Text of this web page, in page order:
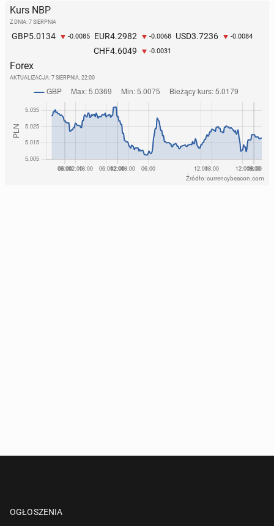
Kurs NBP
Z DNIA: 7 SIERPNIA
GBP5.0134 -0.0085 EUR4.2982 -0.0068 USD3.7236 -0.0084
CHF4.6049 -0.0031
Forex
AKTUALIZACJA: 7 SIERPNIA, 22:00
Źródło: currencybeacon.com
OGŁOSZENIA